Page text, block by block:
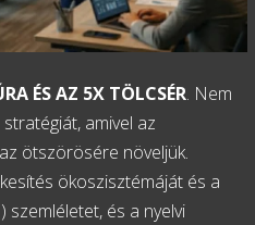
ÉS AZ 5X TÖLCSÉR. Nem
amivel az
ötszörösére növeljük.
ökoszisztémáját és a
és a nyelvi